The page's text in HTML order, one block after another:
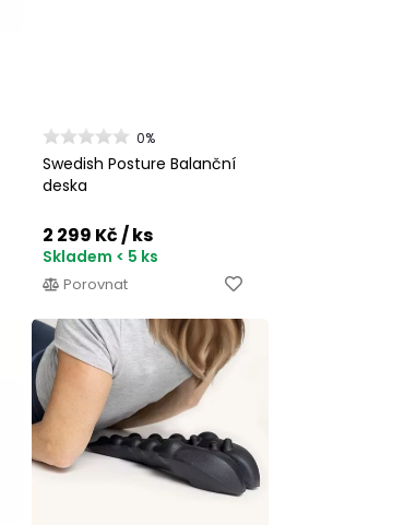
0%
Swedish Posture Balanční
deska
2 299 Kč/ ks
Skladem < 5 ks
Porovnat